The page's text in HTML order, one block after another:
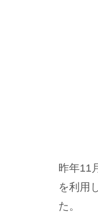
昨年11
を利用
た。